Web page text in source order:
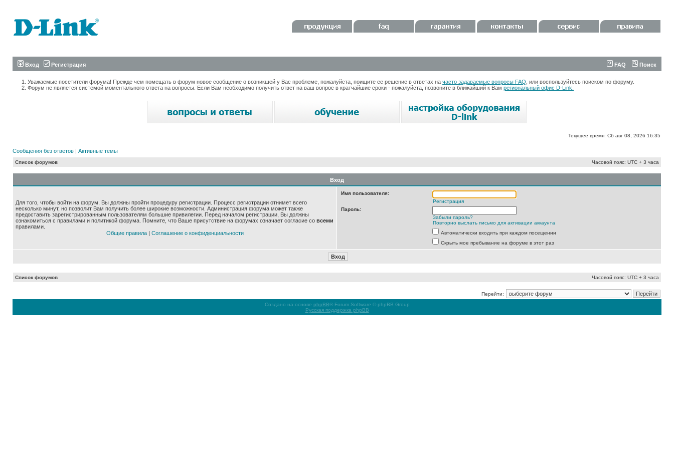
Вход Регистрация FAQ Поиск
Уважаемые посетители форума! Прежде чем помещать в форум новое сообщение о возникшей у Вас проблеме, пожалуйста, поищите ее решение в ответах на часто задаваемые вопросы FAQ , или воспользуйтесь поиском по форуму.
Форум не является системой моментального ответа на вопросы. Если Вам необходимо получить ответ на ваш вопрос в кратчайшие сроки - пожалуйста, позвоните в ближайший к Вам региональный офис D-Link.
Текущее время: Сб авг 08, 2026 16:35
Сообщения без ответов | Активные темы
Список форумов Часовой пояс: UTC + 3 часа
Вход
Для того, чтобы войти на форум, Вы должны пройти процедуру регистрации. Процесс регистрации отнимет всего
несколько минут, но позволит Вам получить более широкие возможности. Администрация форума может также
предоставить зарегистрированным пользователям большие привилегии. Перед началом регистрации, Вы должны
ознакомиться с правилами и политикой форума. Помните, что Ваше присутствие на форумах означает согласие со всеми
правилами.
Общие правила| Соглашение о конфиденциальности
Имя пользователя:
Регистрация
Пароль:
Забыли пароль?
Повторно выслать письмо для активации аккаунта
Автоматически входить при каждом посещении
Скрыть мое пребывание на форуме в этот раз
Список форумов Часовой пояс: UTC + 3 часа
Перейти:
Создано на основе phpBB® Forum Software © phpBB Group
Русская поддержка phpBB